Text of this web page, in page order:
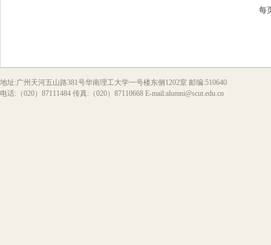
每
地址:广州天河五山路381号华南理工大学一号楼东侧1202室 邮编:510640
电话:（020）87111484 传真:（020）87110668 E-mail:alumni@scut.edu.cn